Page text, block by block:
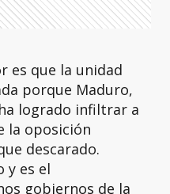
es que la unidad
porque Maduro,
logrado infiltrar a
la oposición
descarado.
y es el
gobiernos de la